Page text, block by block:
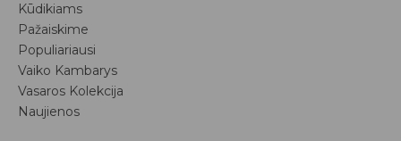
Kūdikiams
Pažaiskime
Populiariausi
Vaiko Kambarys
Vasaros Kolekcija
Naujienos